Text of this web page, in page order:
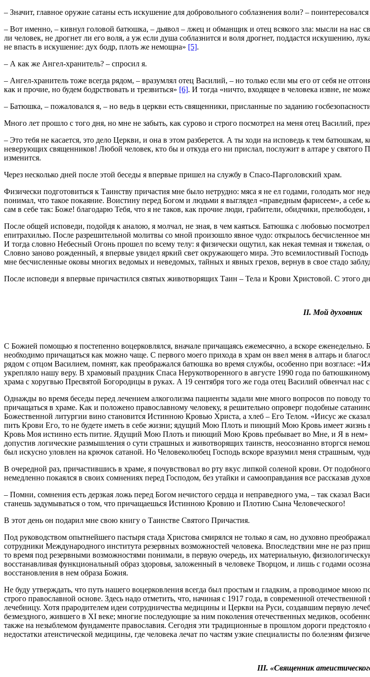
– Значит, главное оружие сатаны есть искушение для добровольного соблазнения воли? – поинтересовался
– Вот именно, – кивнул головой батюшка, – дьявол – лжец и обманщик и отец всякого зла: мысли на нас
ли человек, не дрогнет ли его воля, а уж если душа соблазнится и воля дрогнет, поддастся искушению,
не впасть в искушение: дух бодр, плоть же немощна» [5].
– А как же Ангел-хранитель? – спросил я.
– Ангел-хранитель тоже всегда рядом, – вразумлял отец Василий, – но только если мы его от себя не
как и прочие, но будем бодрствовать и трезвиться» [6]. И тогда «ничто, входящее в человека извне, не
– Батюшка, – пожаловался я, – но ведь в церкви есть священники, присланные по заданию
Много лет прошло с того дня, но мне не забыть, как сурово и строго посмотрел на меня отец Василий,
– Это тебя не касается, это дело Церкви, и она в этом разберется. А ты ходи на исповедь к тем
неверующих священников! Любой человек, кто бы и откуда его ни прислал, послужит в алтаре у святого
изменится.
Через несколько дней после этой беседы я впервые пришел на службу в Спасо-Парголовский храм.
Физически подготовиться к Таинству причастия мне было нетрудно: мяса я не ел годами, голодать мог
понимал, что такое покаяние. Воистину перед Богом и людьми я выглядел «праведным фарисеем», а
сам в себе так: Боже! благодарю Тебя, что я не таков, как прочие люди, грабители, обидчики, прелюбодеи,
После общей исповеди, подойдя к аналою, я молчал, не зная, в чем каяться. Батюшка с любовью
епитрахилью. После разрешительной молитвы со мной произошло явное чудо: открылось бесчисленное
И тогда словно Небесный Огонь прошел по всему телу: я физически ощутил, как некая темная и тяжелая,
Словно заново рожденный, я впервые увидел яркий свет окружающего мира. Это всемилостивый
мне бесчисленные оковы многих ведомых и неведомых, тайных и явных грехов, вернув в свое стадо
После исповеди я впервые причастился святых животворящих Таин – Тела и Крови Христовой. С этого
II. Мой духовник
С Божией помощью я постепенно воцерковлялся, вначале причащаясь ежемесячно, а вскоре
необходимо причащаться как можно чаще. С первого моего прихода в храм он ввел меня в алтарь и
рядом с отцом Василием, помнят, как преображался батюшка во время службы, особенно при возгласе:
укрепляло нашу веру. В храмовый праздник Спаса Нерукотворенного в августе 1990 года по
храма с хоругвью Пресвятой Богородицы в руках. А 19 сентября того же года отец Василий обвенчал
Однажды во время беседы перед лечением алкоголизма пациенты задали мне много вопросов по поводу
причащаться в храме. Как и положено православному человеку, я решительно опроверг подобные
Божественной литургии вино становится Истинною Кровью Христа, а хлеб – Его Телом. «Иисус же
пить Крови Его, то не будете иметь в себе жизни; ядущий Мою Плоть и пиющий Мою Кровь имеет
Кровь Моя истинно есть питие. Ядущий Мою Плоть и пиющий Мою Кровь пребывает во Мне, и Я в нем»
допустив логические размышления о сути страшных и животворящих таинств, неосознанно вторгся
был искусно уловлен на крючок сатаной. Но Человеколюбец Господь вскоре вразумил меня страшным,
В очередной раз, причастившись в храме, я почувствовал во рту вкус липкой соленой крови. От
немедленно покаялся в своих сомнениях перед Господом, без утайки и самооправдания все рассказав
– Помни, сомнения есть дерзкая ложь перед Богом нечистого сердца и неправедного ума, – так сказал
станешь задумываться о том, что причащаешься Истинною Кровию и Плотию Сына Человеческого!
В этот день он подарил мне свою книгу о Таинстве Святого Причастия.
Под руководством опытнейшего пастыря стада Христова смирялся не только я сам, но духовно
сотрудники Международного института резервных возможностей человека. Впоследствии мне не раз
то время под резервными возможностями понимали, в первую очередь, их материальную,
восстанавливая функциональный образ здоровья, заложенный в человеке Творцом, и лишь с годами
восстановления в нем образа Божия.
Не буду утверждать, что путь нашего воцерковления всегда был простым и гладким, а проводимое мною
строго православной основе. Здесь надо отметить, что, начиная с 1917 года, в современной
лечебницу. Хотя прародителем идеи сотрудничества медицины и Церкви на Руси, создавшим первую
безмездного, жившего в XI веке; многие последующие за ним поколения отечественных медиков,
также на незыблемом фундаменте православия. Сегодня эти традиционные в прошлом дороги
недостатки атеистической медицины, где человека лечат по частям узкие специалисты по болезням
III. «Священник